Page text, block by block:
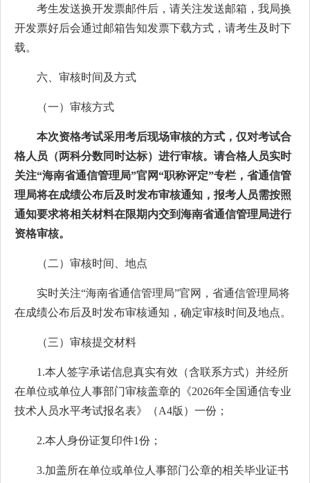
考生发送换开发票邮件后，请关注发送邮箱，我局换
开发票好后会通过邮箱告知发票下载方式，请考生及时下
载。
六、审核时间及方式
（一）审核方式
本次资格考试采用考后现场审核的方式，仅对考试合
格人员（两科分数同时达标）进行审核。请合格人员实时
关注“海南省通信管理局”官网“职称评定”专栏，省通信管
理局将在成绩公布后及时发布审核通知，报考人员需按照
通知要求将相关材料在限期内交到海南省通信管理局进行
资格审核。
（二）审核时间、地点
实时关注“海南省通信管理局”官网，省通信管理局将
在成绩公布后及时发布审核通知，确定审核时间及地点。
（三）审核提交材料
1.本人签字承诺信息真实有效（含联系方式）并经所
在单位或单位人事部门审核盖章的《2026年全国通信专业
技术人员水平考试报名表》（A4版）一份；
2.本人身份证复印件1份；
3.加盖所在单位或单位人事部门公章的相关毕业证书